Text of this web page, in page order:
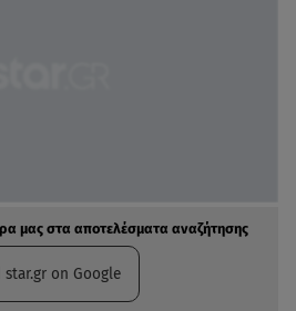
μας στα αποτελέσματα αναζήτησης
star.gr on Google